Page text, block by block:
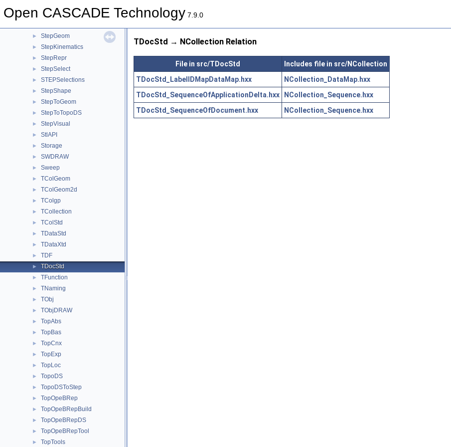
Open CASCADE Technology 7.9.0
► StepFEA
► StepGeom
► StepKinematics
► StepRepr
► StepSelect
► STEPSelections
► StepShape
► StepToGeom
► StepToTopoDS
► StepVisual
► StlAPI
► Storage
► SWDRAW
► Sweep
► TColGeom
► TColGeom2d
► TColgp
► TCollection
► TColStd
► TDataStd
► TDataXtd
► TDF
► TDocStd
► TFunction
► TNaming
► TObj
► TObjDRAW
► TopAbs
► TopBas
► TopCnx
► TopExp
► TopLoc
► TopoDS
► TopoDSToStep
► TopOpeBRep
► TopOpeBRepBuild
► TopOpeBRepDS
► TopOpeBRepTool
► TopTools
TDocStd → NCollection Relation
File in src/TDocStd
Includes file in src/NCollection
TDocStd_LabelIDMapDataMap.hxx
NCollection_DataMap.hxx
TDocStd_SequenceOfApplicationDelta.hxx
NCollection_Sequence.hxx
TDocStd_SequenceOfDocument.hxx
NCollection_Sequence.hxx